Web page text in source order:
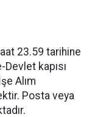
23.59 tarihine
kapısı
Alım
Posta veya